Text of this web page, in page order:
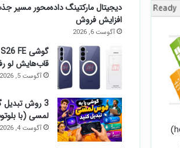
نرم افزار اکسل (Excel) به شما امکان می دهد تا با استفاده از تکنیک های کاربردی و سریع در این برنامه هدر (header)
دیجیتال مارکتینگ داده‌محور مسیر
افزایش فروش
آگوست 6, 2026
قاب‌هایش لو
آگوست 5, 2026
3 روش
لمسی (با
آگوست 4, 2026